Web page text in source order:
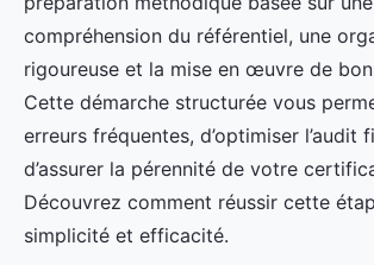
compréhension du référentiel, une
rigoureuse et la mise en œuvre de
Cette démarche structurée vous
erreurs fréquentes, d’optimiser l’audit
d’assurer la pérennité de votre
Découvrez comment réussir cette
simplicité et efficacité.